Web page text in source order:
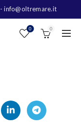
- info@oltremare.it
0 0